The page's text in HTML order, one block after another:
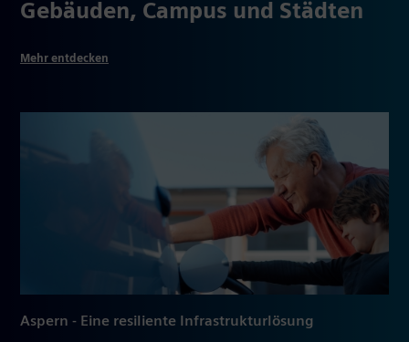
Gebäuden, Campus und Städten
Mehr entdecken
Aspern - Eine resiliente Infrastrukturlösung